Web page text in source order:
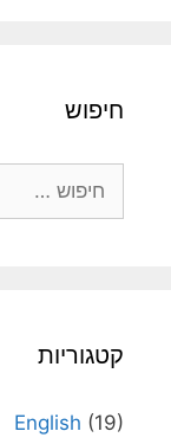
חיפוש
קטגוריות
English (19)